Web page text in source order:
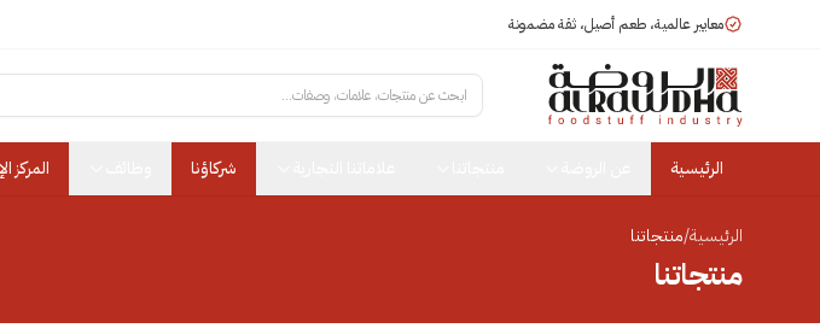
معايير عالمية، طعم أصيل، ثقة مضمونة
ابحث عن منتجات، علامات، وصفات...
الرئيسية شركاؤنا المركز
الرئيسية/منتجاتنا
منتجاتنا